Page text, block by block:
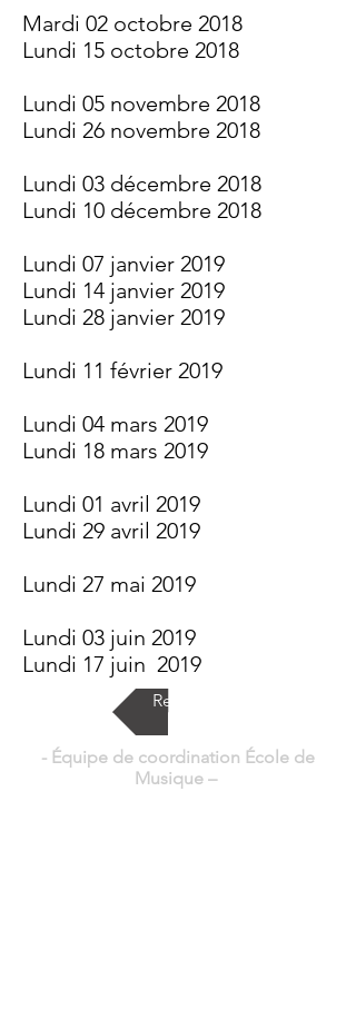
Mardi 02 octobre 2018
Lundi 15 octobre 2018
Lundi 05 novembre 2018
Lundi 26 novembre 2018
Lundi 03 décembre 2018
Lundi 10 décembre 2018
Lundi 07 janvier 2019
Lundi 14 janvier 2019
Lundi 28 janvier 2019
Lundi 11 février 2019
Lundi 04 mars 2019
Lundi 18 mars 2019
Lundi 01 avril 2019
Lundi 29 avril 2019
Lundi 27 mai 2019
Lundi 03 juin 2019
Lundi 17 juin 2019
Retour
- Équipe de coordination École de
Musique –